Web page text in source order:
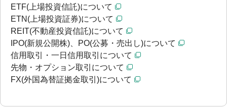
ETF(上場投資信託)について
ETN(上場投資証券)について
REIT(不動産投資信託)について
IPO(新規公開株)、PO(公募・売出し)について
信用取引・一日信用取引について
先物・オプション取引について
FX(外国為替証拠金取引)について